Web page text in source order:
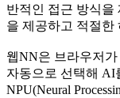
반적인 접근 방식을
을 제공하고 적절한
웹NN은 브라우저
자동으로 선택해 AI
NPU(Neural